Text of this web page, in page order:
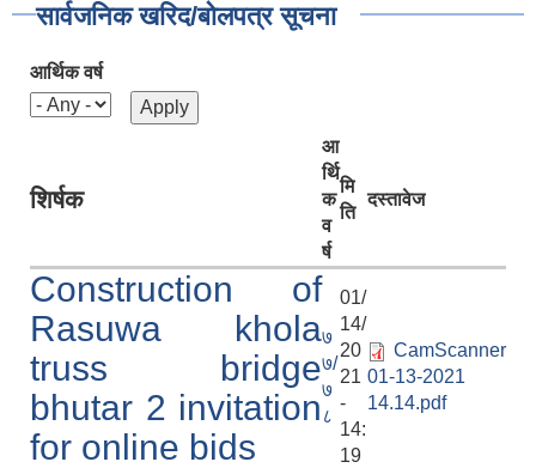
सार्वजनिक खरिद/बोलपत्र सूचना
आर्थिक वर्ष
शिर्षक
आ
र्थि
क
व
र्ष
मि
ति
दस्तावेज
Construction of
Rasuwa khola
truss bridge
bhutar 2 invitation
for online bids
७
७/
७
८
01/
14/
20
21
-
14:
19
CamScanner
01-13-2021
14.14.pdf